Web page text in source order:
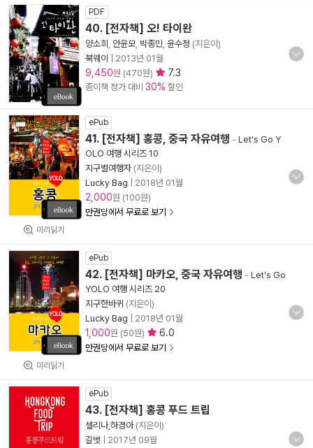
PDF
40. [전자책] 오! 타이완
양소희 안윤모 박종민 윤수정 (지은이)
북웨이
2013년 01월
9,450원 (470원) 7.3
종이책 정가 대비 30% 할인
미리읽기
ePub
41. [전자책] 홍콩, 중국 자유여행 - Let's Go Y
OLO 여행 시리즈 10
지구별여행자 (지은이)
Lucky Bag
2018년 01월
2,000원 (100원)
만권당에서 무료로 보기
미리읽기
ePub
42. [전자책] 마카오, 중국 자유여행 - Let's Go
YOLO 여행 시리즈 20
지구한바퀴 (지은이)
Lucky Bag
2018년 01월
1,000원 (50원) 6.0
만권당에서 무료로 보기
ePub
43. [전자책] 홍콩 푸드 트립
셀리나,하경아(지은이)
길벗
2017년 09월